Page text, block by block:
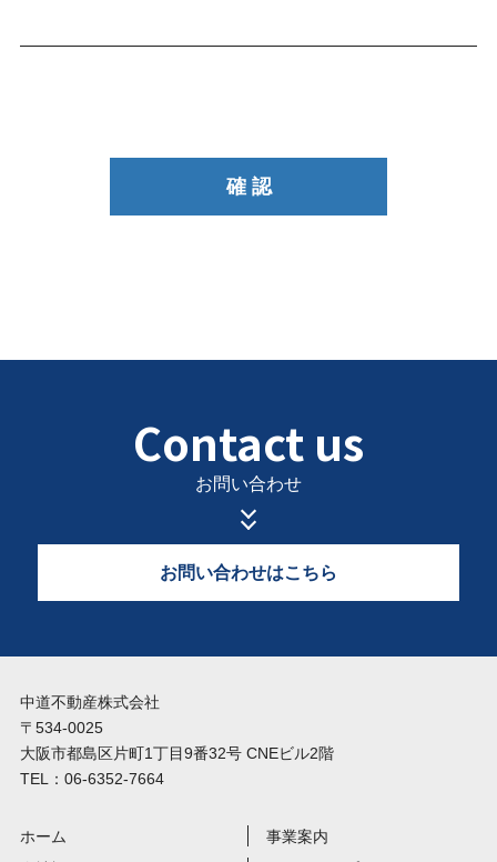
Contact us
お問い合わせ
お問い合わせはこちら
中道不動産株式会社
〒534-0025
大阪市都島区片町1丁目9番32号 CNEビル2階
TEL：06-6352-7664
ホーム
事業案内